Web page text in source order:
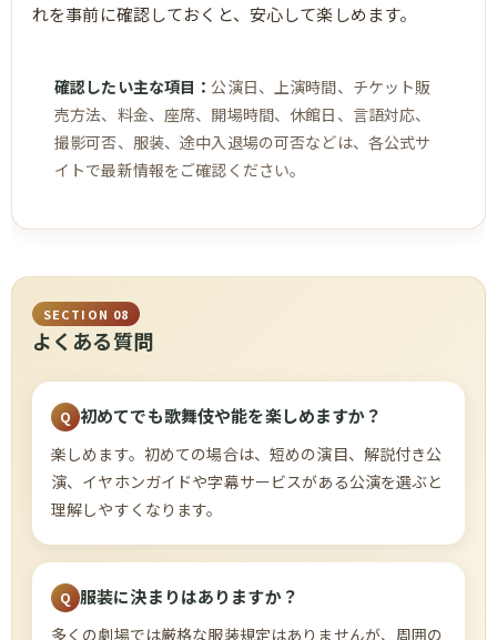
れを事前に確認しておくと、安心して楽しめます。
確認したい主な項目： 公演日、上演時間、チケット販
売方法、料金、座席、開場時間、休館日、言語対応、
撮影可否、服装、途中入退場の可否などは、各公式サ
イトで最新情報をご確認ください。
SECTION 08
よくある質問
初めてでも歌舞伎や能を楽しめますか？
楽しめます。初めての場合は、短めの演目、解説付き公
演、イヤホンガイドや字幕サービスがある公演を選ぶと
理解しやすくなります。
服装に決まりはありますか？
多くの劇場では厳格な服装規定はありませんが、周囲の